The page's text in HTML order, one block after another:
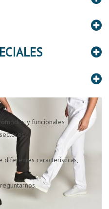
y funcionales
diferentes características,